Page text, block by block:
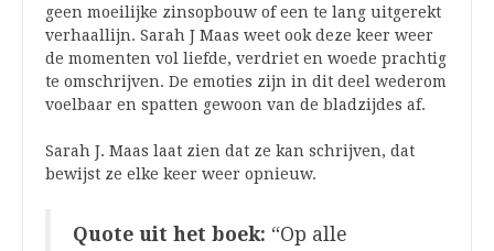
geen moeilijke zinsopbouw of een te lang uitgerekt
verhaallijn. Sarah J Maas weet ook deze keer weer
de momenten vol liefde, verdriet en woede prachtig
te omschrijven. De emoties zijn in dit deel wederom
voelbaar en spatten gewoon van de bladzijdes af.
Sarah J. Maas laat zien dat ze kan schrijven, dat
bewijst ze elke keer weer opnieuw.
Quote uit het boek: “Op alle